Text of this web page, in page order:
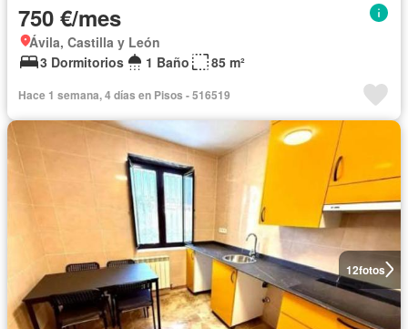
750 €/mes
Ávila, Castilla y León
3 Dormitorios
1 Baño 85 m²
Hace 1 semana, 4 días en Pisos - 516519
12fotos